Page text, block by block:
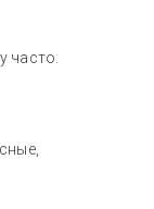
часто.